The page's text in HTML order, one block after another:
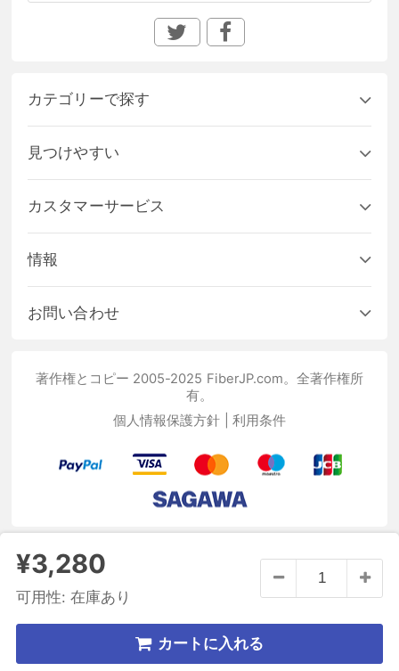
¥3,280
可用性: 在庫あり
カートに入れる
カテゴリーで探す
見つけやすい
カスタマーサービス
情報
お問い合わせ
著作権とコピー 2005-2025 FiberJP.com。全著作権所
有。
個人情報保護方針
利用条件